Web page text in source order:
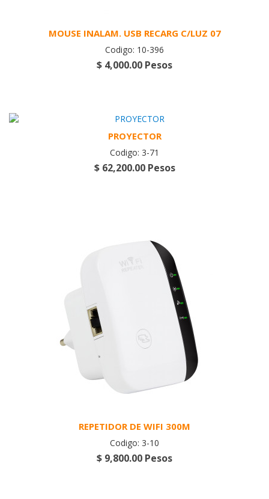
MOUSE INALAM. USB RECARG C/LUZ 07
Codigo: 10-396
$ 4,000.00 Pesos
PROYECTOR
Codigo: 3-71
$ 62,200.00 Pesos
REPETIDOR DE WIFI 300M
Codigo: 3-10
$ 9,800.00 Pesos